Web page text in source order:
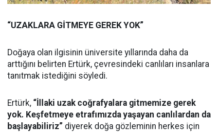
“UZAKLARA GİTMEYE GEREK YOK”
Doğaya olan ilgisinin üniversite yıllarında daha da
arttığını belirten Ertürk, çevresindeki canlıları insanlara
tanıtmak istediğini söyledi.
Ertürk, “İllaki uzak coğrafyalara gitmemize gerek
yok. Keşfetmeye etrafımızda yaşayan canlılardan da
başlayabiliriz” diyerek doğa gözleminin herkes için